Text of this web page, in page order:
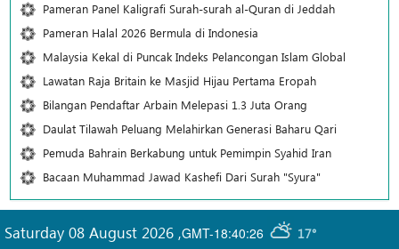
Pameran Panel Kaligrafi Surah-surah al-Quran di Jeddah
Pameran Halal 2026 Bermula di Indonesia
Malaysia Kekal di Puncak Indeks Pelancongan Islam Global
Lawatan Raja Britain ke Masjid Hijau Pertama Eropah
Bilangan Pendaftar Arbain Melepasi 1.3 Juta Orang
Daulat Tilawah Peluang Melahirkan Generasi Baharu Qari
Pemuda Bahrain Berkabung untuk Pemimpin Syahid Iran
Bacaan Muhammad Jawad Kashefi Dari Surah "Syura"
GMT-18:40:26 17°
Saturday 08 August 2026 ,